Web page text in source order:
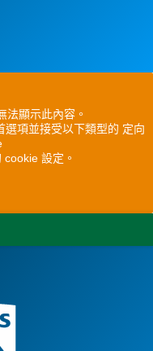
法顯示此內容。
項並接受以下類型的 定向
設定。